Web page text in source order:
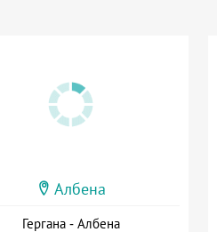
Албена
Гергана - Албена